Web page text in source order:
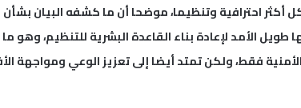
أكثر احترافية وتنظيما، موضحا أن ما كشفه البيان
الأمد لإعادة بناء القاعدة البشرية للتنظيم، وهو
فقط، ولكن تمتد أيضا إلى تعزيز الوعي ومواجهة